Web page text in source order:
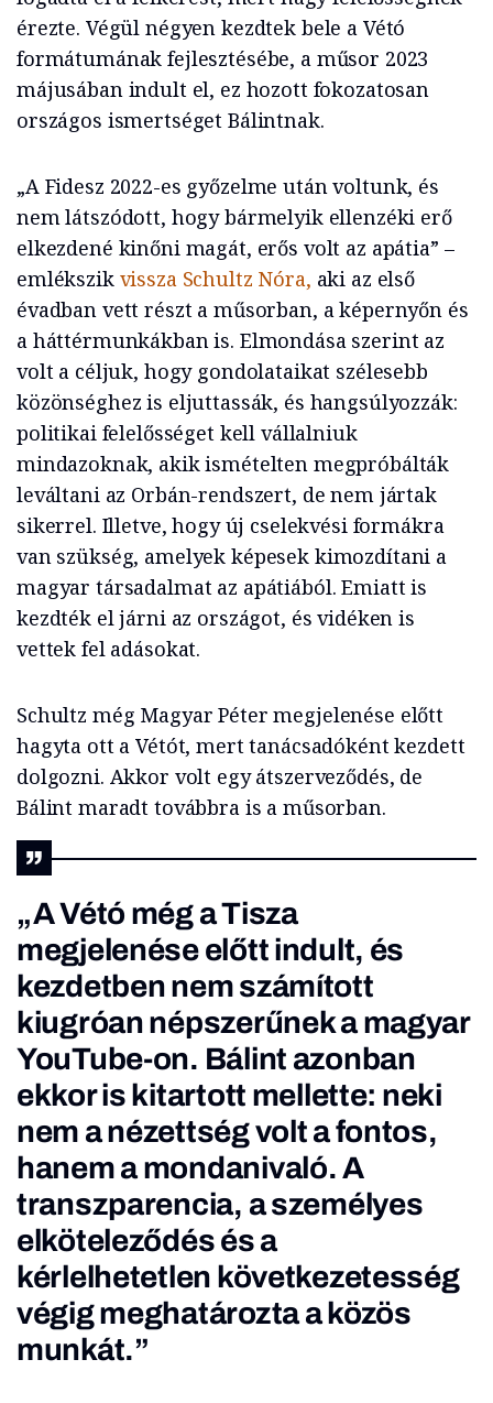
érezte. Végül négyen kezdtek bele a Vétó
formátumának fejlesztésébe, a műsor 2023
májusában indult el, ez hozott fokozatosan
országos ismertséget Bálintnak.
„A Fidesz 2022-es győzelme után voltunk, és
nem látszódott, hogy bármelyik ellenzéki erő
elkezdené kinőni magát, erős volt az apátia” –
emlékszik vissza Schultz Nóra, aki az első
évadban vett részt a műsorban, a képernyőn és
a háttérmunkákban is. Elmondása szerint az
volt a céljuk, hogy gondolataikat szélesebb
közönséghez is eljuttassák, és hangsúlyozzák:
politikai felelősséget kell vállalniuk
mindazoknak, akik ismételten megpróbálták
leváltani az Orbán-rendszert, de nem jártak
sikerrel. Illetve, hogy új cselekvési formákra
van szükség, amelyek képesek kimozdítani a
magyar társadalmat az apátiából. Emiatt is
kezdték el járni az országot, és vidéken is
vettek fel adásokat.
Schultz még Magyar Péter megjelenése előtt
hagyta ott a Vétót, mert tanácsadóként kezdett
dolgozni. Akkor volt egy átszerveződés, de
Bálint maradt továbbra is a műsorban.
„A Vétó még a Tisza
megjelenése előtt indult, és
kezdetben nem számított
kiugróan népszerűnek a magyar
YouTube-on. Bálint azonban
ekkor is kitartott mellette: neki
nem a nézettség volt a fontos,
hanem a mondanivaló. A
transzparencia, a személyes
elköteleződés és a
kérlelhetetlen következetesség
végig meghatározta a közös
munkát.”